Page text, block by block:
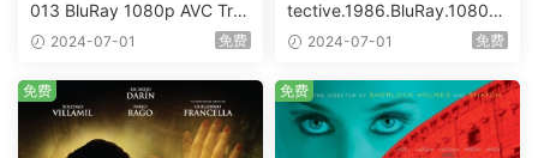
013 BluRay 1080p AVC Tru
eHD5.1 [BDISO 22.64GB]
2024-07-01 免费
tective.1986.BluRay.1080p.
AVC.DTS-HD.MA.5.1-HDHo
2024-07-01 免费
免费 免费